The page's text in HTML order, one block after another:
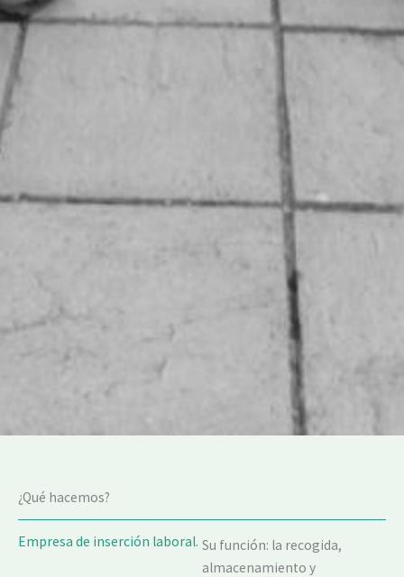
¿Qué hacemos?
Empresa de inserción laboral. Su función: la recogida,
almacenamiento y